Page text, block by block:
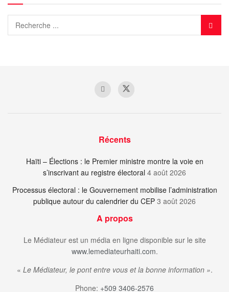
Récents
Haïti – Élections : le Premier ministre montre la voie en
s’inscrivant au registre électoral 4 août 2026
Processus électoral : le Gouvernement mobilise l’administration
publique autour du calendrier du CEP 3 août 2026
A propos
Le Médiateur est un média en ligne disponible sur le site
www.lemediateurhaiti.com.
« Le Médiateur, le pont entre vous et la bonne information ».
Phone: +509 3406-2576